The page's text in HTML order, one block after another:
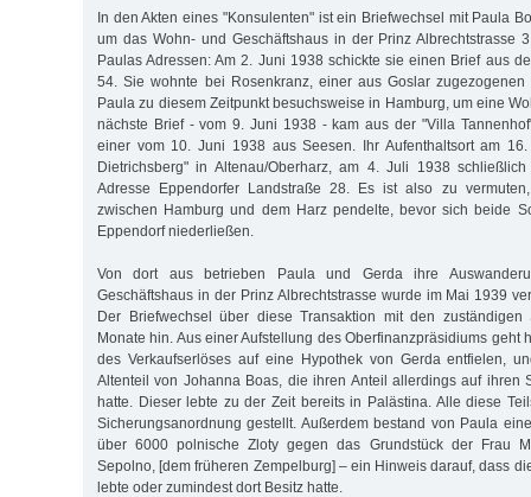
In den Akten eines "Konsulenten" ist ein Briefwechsel mit Paula
um das Wohn- und Geschäftshaus in der Prinz Albrechtstrasse
Paulas Adressen: Am 2. Juni 1938 schickte sie einen Brief aus
54. Sie wohnte bei Rosenkranz, einer aus Goslar
Paula zu diesem Zeitpunkt besuchsweise in Hamburg, um eine
nächste Brief - vom 9. Juni 1938 - kam aus der "Villa
einer vom 10. Juni 1938 aus Seesen. Ihr Aufenthaltsort am
Dietrichsberg" in Altenau/Oberharz, am 4. Juli 1938
Adresse Eppendorfer Landstraße 28. Es ist also zu
zwischen Hamburg und dem Harz pendelte, bevor sich beide
Eppendorf niederließen.
Von dort aus betrieben Paula und Gerda ihre
Geschäftshaus in der Prinz Albrechtstrasse wurde im Mai 1939
Der Briefwechsel über diese Transaktion mit den
Monate hin. Aus einer Aufstellung des Oberfinanzpräsidiums geht
des Verkaufserlöses auf eine Hypothek von Gerda entfielen,
Altenteil von Johanna Boas, die ihren Anteil allerdings auf ihren
hatte. Dieser lebte zu der Zeit bereits in Palästina. Alle diese
Sicherungsanordnung gestellt. Außerdem bestand von Paula
über 6000 polnische Zloty gegen das Grundstück der Frau
Sepolno, [dem früheren Zempelburg] – ein Hinweis darauf, dass
lebte oder zumindest dort Besitz hatte.